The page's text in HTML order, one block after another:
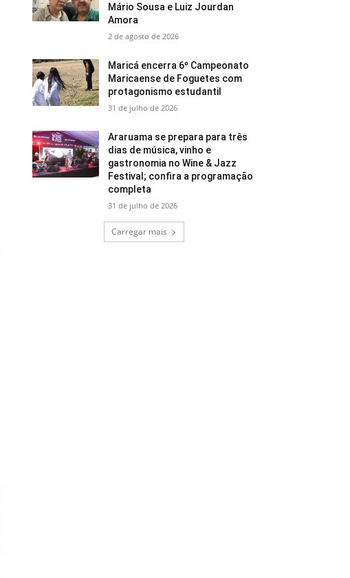
Mário Sousa e Luiz Jourdan
Amora
2 de agosto de 2026
Maricá encerra 6º Campeonato
Maricaense de Foguetes com
protagonismo estudantil
31 de julho de 2026
Araruama se prepara para três
dias de música, vinho e
gastronomia no Wine & Jazz
Festival; confira a programação
completa
31 de julho de 2026
Carregar mais